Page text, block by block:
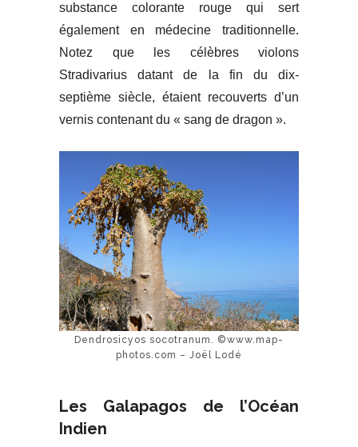
substance colorante rouge qui sert
également en médecine traditionnelle.
Notez que les célèbres violons
Stradivarius datant de la fin du dix-
septième siècle, étaient recouverts d’un
vernis contenant du « sang de dragon ».
Dendrosicyos socotranum. ©www.map-
photos.com – Joël Lodé
Les Galapagos de l’Océan
Indien